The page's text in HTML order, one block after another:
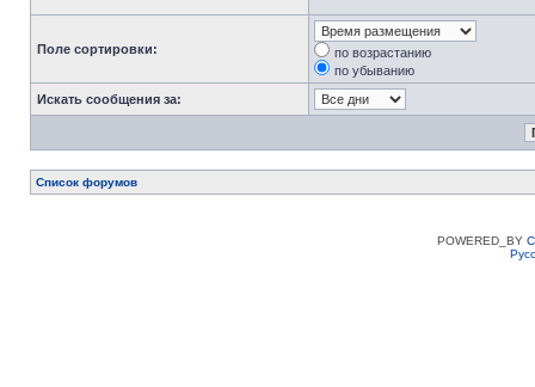
Поле сортировки:
по возрастанию
по убыванию
Искать сообщения за:
Список форумов
POWERED_BY